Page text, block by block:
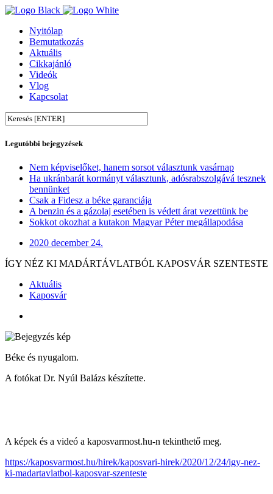
Nyitólap
Bemutatkozás
Aktuális
Cikkajánló
Videók
Vlog
Kapcsolat
Legutóbbi bejegyzések
Nem képviselőket, hanem sorsot választunk vasárnap
Ha ukránbarát kormányt választunk, adósrabszolgává tesznek
bennünket
Csak a Fidesz a béke garanciája
A benzin és a gázolaj esetében is védett árat vezettünk be
Sokkot okozhat a kutakon Magyar Péter megállapodása
2020 december 24.
ÍGY NÉZ KI MADÁRTÁVLATBÓL KAPOSVÁR SZENTESTE
Aktuális
Kaposvár
Béke és nyugalom.
A fotókat Dr. Nyúl Balázs készítette.
A képek és a videó a kaposvarmost.hu-n tekinthető meg.
https://kaposvarmost.hu/hirek/kaposvari-hirek/2020/12/24/igy-nez-
ki-madartavlatbol-kaposvar-szenteste